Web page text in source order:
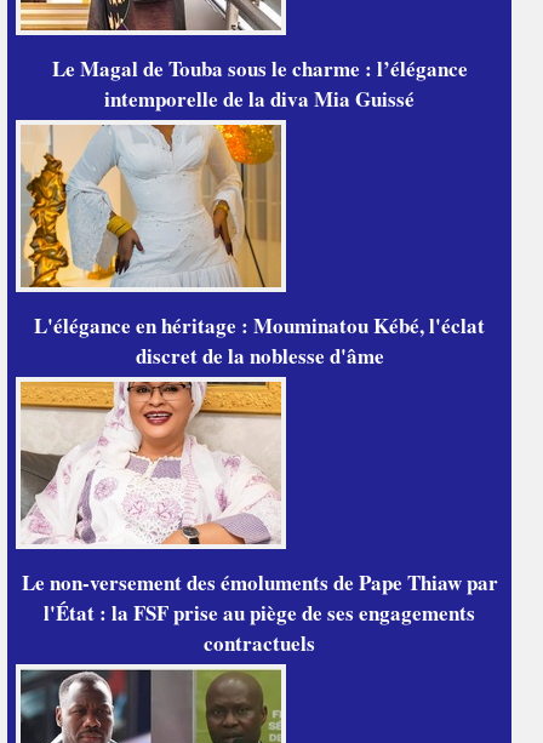
Le Magal de Touba sous le charme : l’élégance
intemporelle de la diva Mia Guissé
L'élégance en héritage : Mouminatou Kébé, l'éclat
discret de la noblesse d'âme
Le non-versement des émoluments de Pape Thiaw par
l'État : la FSF prise au piège de ses engagements
contractuels